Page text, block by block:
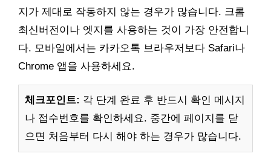
지가 제대로 작동하지 않는 경우가 많습니다. 크롬
최신버전이나 엣지를 사용하는 것이 가장 안전합니
다. 모바일에서는 카카오톡 브라우저보다 Safari나
Chrome 앱을 사용하세요.
체크포인트: 각 단계 완료 후 반드시 확인 메시지
나 접수번호를 확인하세요. 중간에 페이지를 닫
으면 처음부터 다시 해야 하는 경우가 많습니다.